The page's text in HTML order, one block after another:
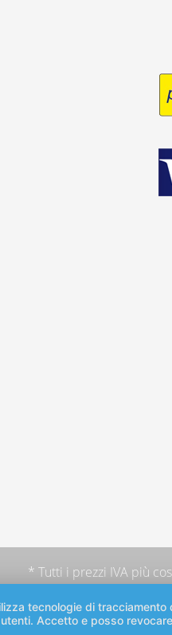
* Tutti i prezzi IVA più
tecnologie di
Accetto e posso